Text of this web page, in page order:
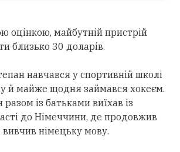
оцінкою, майбутній пристрій
близько 30 доларів.
навчався у спортивній школі
й майже щодня займався хокеєм.
разом із батьками виїхав із
до Німеччини, де продовжив
німецьку мову.